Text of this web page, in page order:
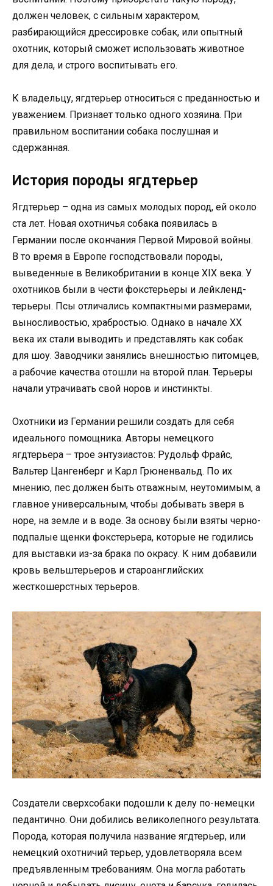
должен человек, с сильным характером,
разбирающийся дрессировке собак, или опытный
охотник, который сможет использовать животное
для дела, и строго воспитывать его.
К владельцу, ягдтерьер относиться с преданностью и
уважением. Признает только одного хозяина. При
правильном воспитании собака послушная и
сдержанная.
История породы ягдтерьер
Ягдтерьер – одна из самых молодых пород, ей около
ста лет. Новая охотничья собака появилась в
Германии после окончания Первой Мировой войны.
В то время в Европе господствовали породы,
выведенные в Великобритании в конце XIX века. У
охотников были в чести фокстерьеры и лейкленд-
терьеры. Псы отличались компактными размерами,
выносливостью, храбростью. Однако в начале XX
века их стали выводить и представлять как собак
для шоу. Заводчики занялись внешностью питомцев,
а рабочие качества отошли на второй план. Терьеры
начали утрачивать свой норов и инстинкты.
Охотники из Германии решили создать для себя
идеального помощника. Авторы немецкого
ягдтерьера – трое энтузиастов: Рудольф Фрайс,
Вальтер Цангенберг и Карл Грюненвальд. По их
мнению, пес должен быть отважным, неутомимым, а
главное универсальным, чтобы добывать зверя в
норе, на земле и в воде. За основу были взяты черно-
подпалые щенки фокстерьера, которые не годились
для выставки из-за брака по окрасу. К ним добавили
кровь вельштерьеров и староанглийских
жесткошерстных терьеров.
Создатели сверхсобаки подошли к делу по-немецки
педантично. Они добились великолепного результата.
Порода, которая получила название ягдтерьер, или
немецкий охотничий терьер, удовлетворяла всем
предъявленным требованиям. Она могла работать